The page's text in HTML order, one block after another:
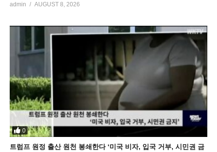
admin AUGUST 8, 2026
0
트럼프 원정 출산 원천 봉쇄한다 ‘미국 비자, 입국 거부, 시민권 금